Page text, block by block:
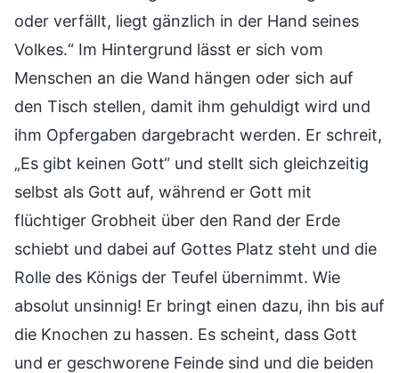
oder verfällt, liegt gänzlich in der Hand seines
Volkes.“ Im Hintergrund lässt er sich vom
Menschen an die Wand hängen oder sich auf
den Tisch stellen, damit ihm gehuldigt wird und
ihm Opfergaben dargebracht werden. Er schreit,
„Es gibt keinen Gott“ und stellt sich gleichzeitig
selbst als Gott auf, während er Gott mit
flüchtiger Grobheit über den Rand der Erde
schiebt und dabei auf Gottes Platz steht und die
Rolle des Königs der Teufel übernimmt. Wie
absolut unsinnig! Er bringt einen dazu, ihn bis auf
die Knochen zu hassen. Es scheint, dass Gott
und er geschworene Feinde sind und die beiden